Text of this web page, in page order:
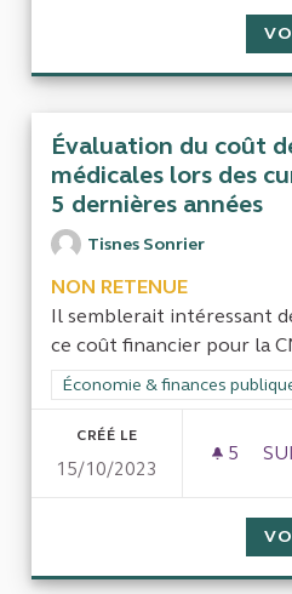
Évaluation du coût
médicales lors des
5 dernières années
Tisnes Sonrier
NON RETENUE
Il semblerait intéressant
ce coût financier pour la
Filtrer les résultats de la
Économie & finances
CRÉÉ LE
15/10/2023
5 5